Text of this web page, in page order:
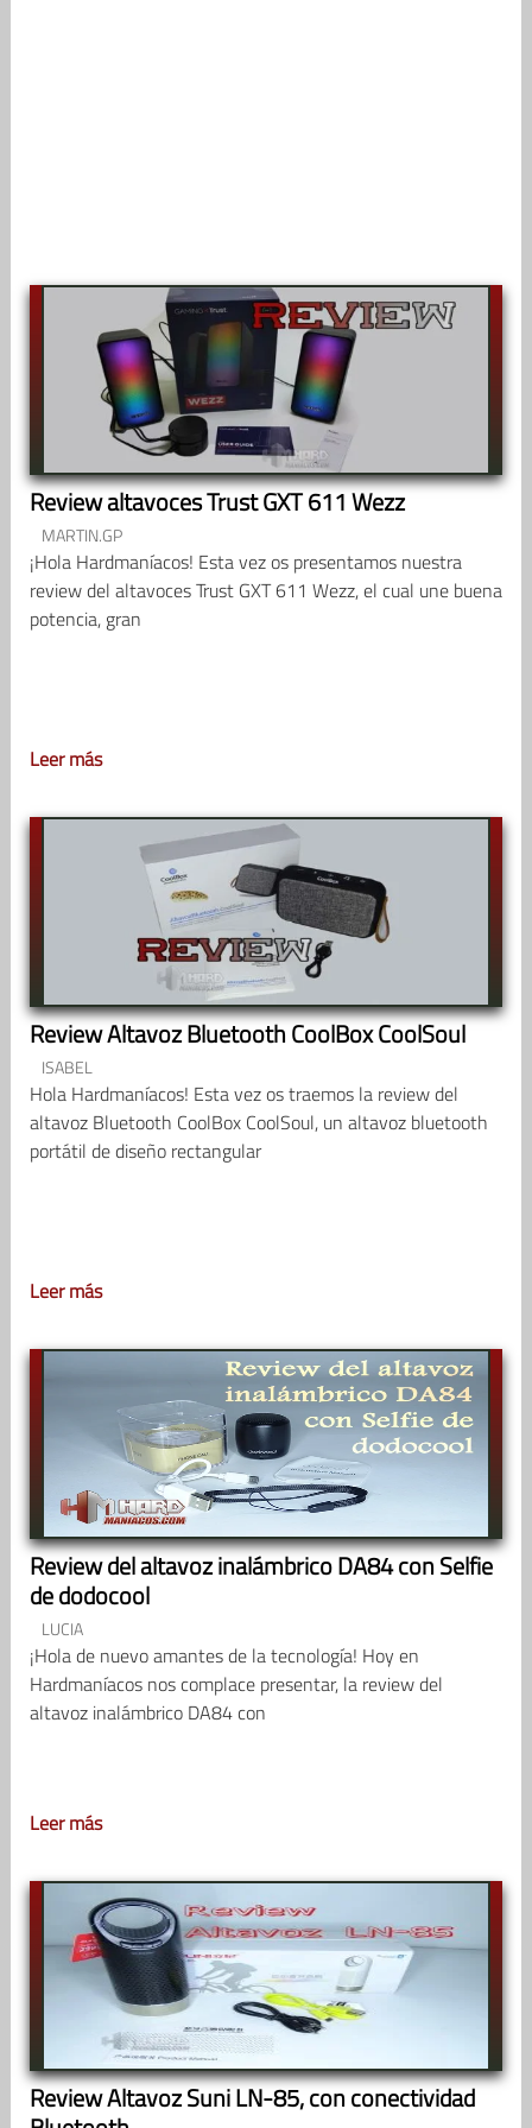
Review altavoces Trust GXT 611 Wezz
MARTIN.GP
¡Hola Hardmaníacos! Esta vez os presentamos nuestra
review del altavoces Trust GXT 611 Wezz, el cual une buena
potencia, gran
Leer más
Review Altavoz Bluetooth CoolBox CoolSoul
ISABEL
Hola Hardmaníacos! Esta vez os traemos la review del
altavoz Bluetooth CoolBox CoolSoul, un altavoz bluetooth
portátil de diseño rectangular
Leer más
Review del altavoz inalámbrico DA84 con Selfie
de dodocool
LUCIA
¡Hola de nuevo amantes de la tecnología! Hoy en
Hardmaníacos nos complace presentar, la review del
altavoz inalámbrico DA84 con
Leer más
Review Altavoz Suni LN-85, con conectividad